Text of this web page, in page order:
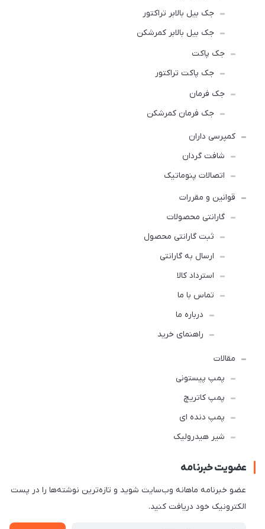
جک بیل بالابر تراکتور
جک بیل بالابر کمرشکن
جک پاکت
جک پاکت تراکتور
جک فرمان
جک فرمان کمرشکن
کمپرسی داران
شافت گردان
اتصالات پنوماتیک
قوانین و مقررات
گارانتی محصولات
ثبت گارانتی محصول
ارسال به گارانتی
استرداد کالا
تماس با ما
درباره ما
راهنمای خرید
مقالات
پمپ پیستونی
پمپ کاتریچ
پمپ دنده ای
شیر هیدرولیک
عضویت خبرنامه
عضو خبرنامه ماهانه وب‌سایت شوید و تازه‌ترین نوشته‌ها را در پست
الکترونیک خود دریافت کنید.